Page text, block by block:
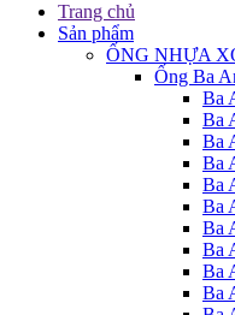
Trang chủ
Sản phẩm
ỐNG NHỰA
Ống Ba
Ba
Ba
Ba
Ba
Ba
Ba
Ba
Ba
Ba
Ba